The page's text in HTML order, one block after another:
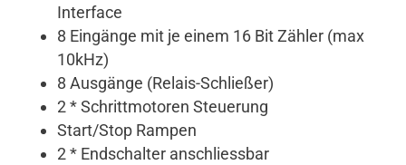
Interface
8 Eingänge mit je einem 16 Bit Zähler (max
10kHz)
8 Ausgänge (Relais-Schließer)
2 * Schrittmotoren Steuerung
Start/Stop Rampen
2 * Endschalter anschliessbar